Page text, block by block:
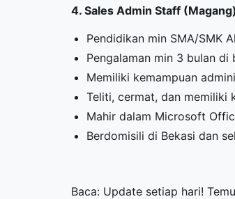
4. Sales Admin Staff (Magang)
Pendidikan min SMA/SMK
Pengalaman min 3 bulan di
Memiliki kemampuan
Teliti, cermat, dan memiliki
Mahir dalam Microsoft
Berdomisili di Bekasi dan
Baca: Update setiap hari!